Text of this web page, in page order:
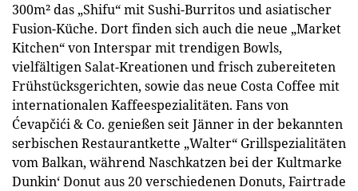
300m² das „Shifu“ mit Sushi-Burritos und asiatischer
Fusion-Küche. Dort finden sich auch die neue „Market
Kitchen“ von Interspar mit trendigen Bowls,
vielfältigen Salat-Kreationen und frisch zubereiteten
Frühstücksgerichten, sowie das neue Costa Coffee mit
internationalen Kaffeespezialitäten. Fans von
Ćevapčići & Co. genießen seit Jänner in der bekannten
serbischen Restaurantkette „Walter“ Grillspezialitäten
vom Balkan, während Naschkatzen bei der Kultmarke
Dunkin‘ Donut aus 20 verschiedenen Donuts, Fairtrade